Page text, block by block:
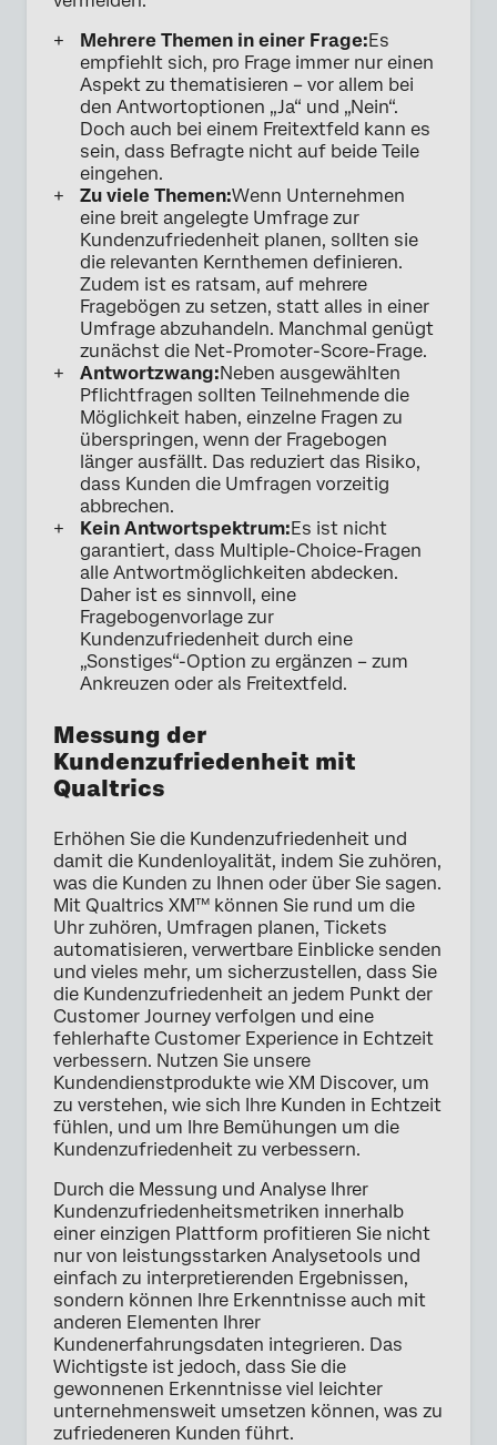
Mehrere Themen in einer Frage:Es
empfiehlt sich, pro Frage immer nur einen
Aspekt zu thematisieren – vor allem bei
den Antwortoptionen „Ja“ und „Nein“.
Doch auch bei einem Freitextfeld kann es
sein, dass Befragte nicht auf beide Teile
eingehen.
Zu viele Themen:Wenn Unternehmen
eine breit angelegte Umfrage zur
Kundenzufriedenheit planen, sollten sie
die relevanten Kernthemen definieren.
Zudem ist es ratsam, auf mehrere
Fragebögen zu setzen, statt alles in einer
Umfrage abzuhandeln. Manchmal genügt
zunächst die Net-Promoter-Score-Frage.
Antwortzwang:Neben ausgewählten
Pflichtfragen sollten Teilnehmende die
Möglichkeit haben, einzelne Fragen zu
überspringen, wenn der Fragebogen
länger ausfällt. Das reduziert das Risiko,
dass Kunden die Umfragen vorzeitig
abbrechen.
Kein Antwortspektrum:Es ist nicht
garantiert, dass Multiple-Choice-Fragen
alle Antwortmöglichkeiten abdecken.
Daher ist es sinnvoll, eine
Fragebogenvorlage zur
Kundenzufriedenheit durch eine
„Sonstiges“-Option zu ergänzen – zum
Ankreuzen oder als Freitextfeld.
Messung der
Kundenzufriedenheit mit
Qualtrics
Erhöhen Sie die Kundenzufriedenheit und
damit die Kundenloyalität, indem Sie zuhören,
was die Kunden zu Ihnen oder über Sie sagen.
Mit Qualtrics XM™ können Sie rund um die
Uhr zuhören, Umfragen planen, Tickets
automatisieren, verwertbare Einblicke senden
und vieles mehr, um sicherzustellen, dass Sie
die Kundenzufriedenheit an jedem Punkt der
Customer Journey verfolgen und eine
fehlerhafte Customer Experience in Echtzeit
verbessern. Nutzen Sie unsere
Kundendienstprodukte wie XM Discover, um
zu verstehen, wie sich Ihre Kunden in Echtzeit
fühlen, und um Ihre Bemühungen um die
Kundenzufriedenheit zu verbessern.
Durch die Messung und Analyse Ihrer
Kundenzufriedenheitsmetriken innerhalb
einer einzigen Plattform profitieren Sie nicht
nur von leistungsstarken Analysetools und
einfach zu interpretierenden Ergebnissen,
sondern können Ihre Erkenntnisse auch mit
anderen Elementen Ihrer
Kundenerfahrungsdaten integrieren. Das
Wichtigste ist jedoch, dass Sie die
gewonnenen Erkenntnisse viel leichter
unternehmensweit umsetzen können, was zu
zufriedeneren Kunden führt.